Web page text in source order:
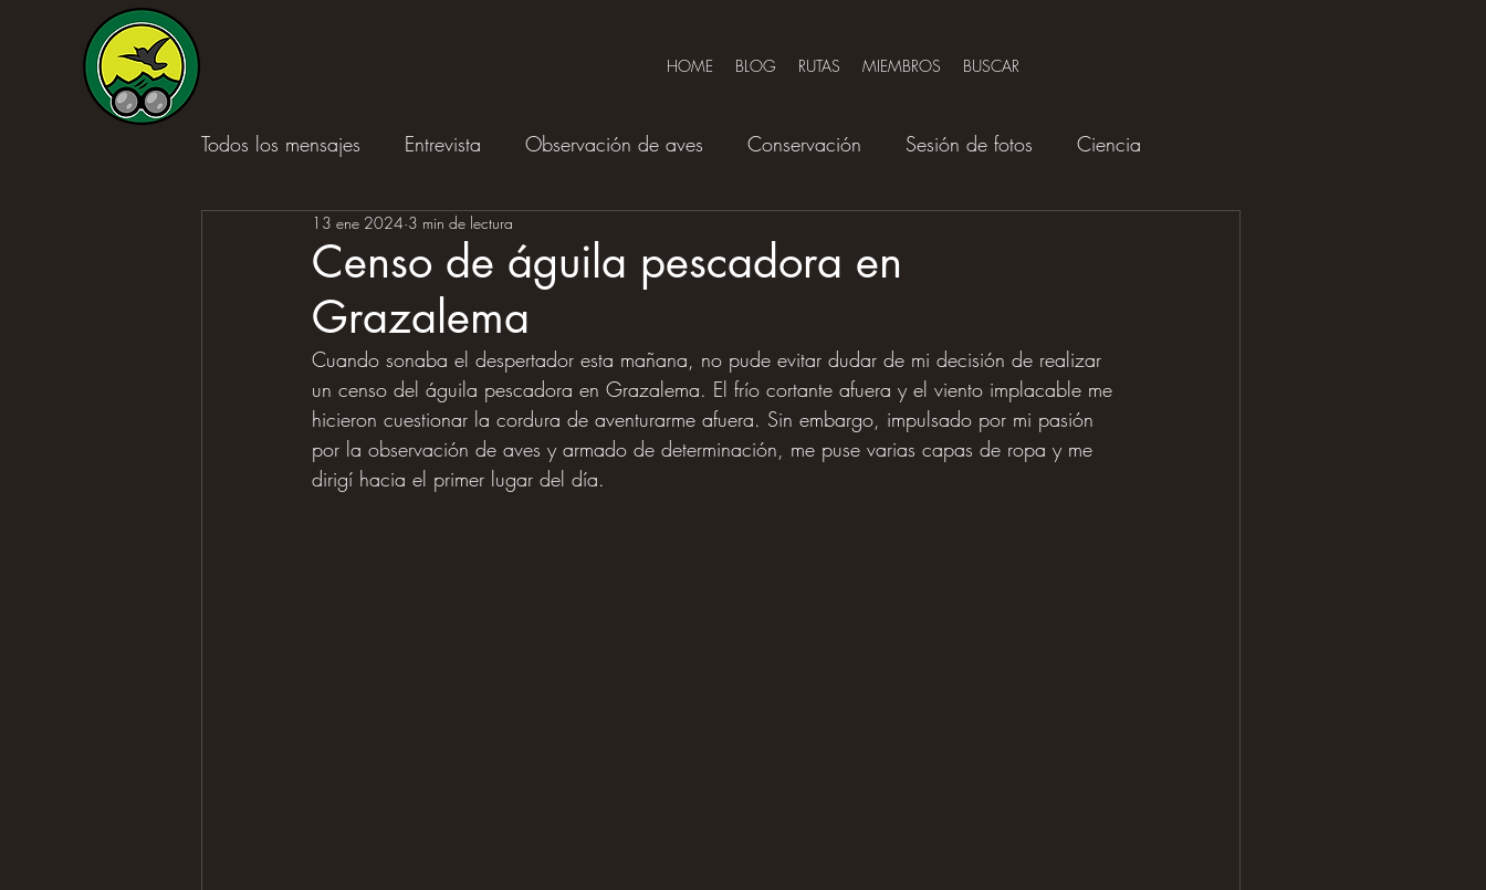
HOME BLOG RUTAS MIEMBROS BUSCAR
Todos los mensajes Entrevista Observación de aves Conservación Sesión de fotos Ciencia
Reseña de libro
Censo de águila pescadora en
Grazalema
13 ene 2024 3 min de lectura
Cuando sonaba el despertador esta mañana, no pude evitar dudar de mi decisión de realizar
un censo del águila pescadora en Grazalema. El frío cortante afuera y el viento implacable me
hicieron cuestionar la cordura de aventurarme afuera. Sin embargo, impulsado por mi pasión
por la observación de aves y armado de determinación, me puse varias capas de ropa y me
dirigí hacia el primer lugar del día.